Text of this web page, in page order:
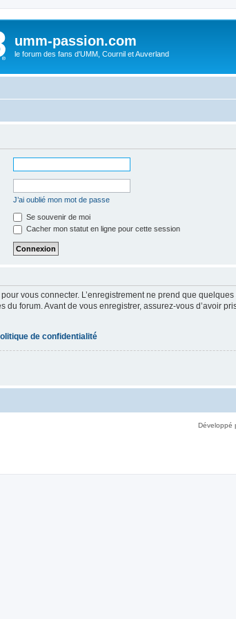
umm-passion.com
le forum des fans d'UMM, Cournil et Auverland
J’ai oublié mon mot de passe
Se souvenir de moi
Cacher mon statut en ligne pour cette session
vous connecter. L’enregistrement ne prend que
du forum. Avant de vous enregistrer, assurez-vous d’avoir
de confidentialité
Développé